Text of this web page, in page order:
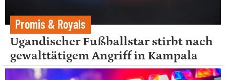
Promis & Royals
Ugandischer Fußballstar stirbt nach
gewalttätigem Angriff in Kampala